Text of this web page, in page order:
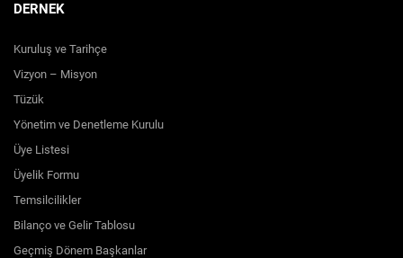
DERNEK
Kuruluş ve Tarihçe
Vizyon – Misyon
Tüzük
Yönetim ve Denetleme Kurulu
Üye Listesi
Üyelik Formu
Temsilcilikler
Bilanço ve Gelir Tablosu
Geçmiş Dönem Başkanlar